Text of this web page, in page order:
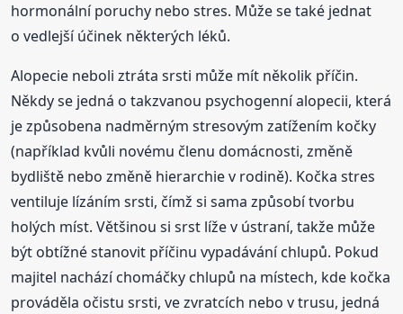
hormonální poruchy nebo stres. Může se také jednat
o vedlejší účinek některých léků.
Alopecie neboli ztráta srsti může mít několik příčin.
Někdy se jedná o takzvanou psychogenní alopecii, která
je způsobena nadměrným stresovým zatížením kočky
(například kvůli novému členu domácnosti, změně
bydliště nebo změně hierarchie v rodině). Kočka stres
ventiluje lízáním srsti, čímž si sama způsobí tvorbu
holých míst. Většinou si srst líže v ústraní, takže může
být obtížné stanovit příčinu vypadávání chlupů. Pokud
majitel nachází chomáčky chlupů na místech, kde kočka
prováděla očistu srsti, ve zvratcích nebo v trusu, jedná